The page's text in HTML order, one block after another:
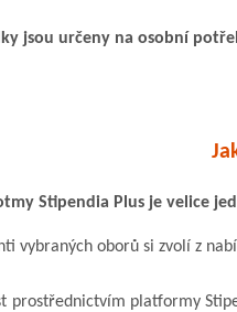
jsou určeny na osobní
Stipendia Plus je velice
vybraných oborů si zvolí z
prostřednictvím platformy